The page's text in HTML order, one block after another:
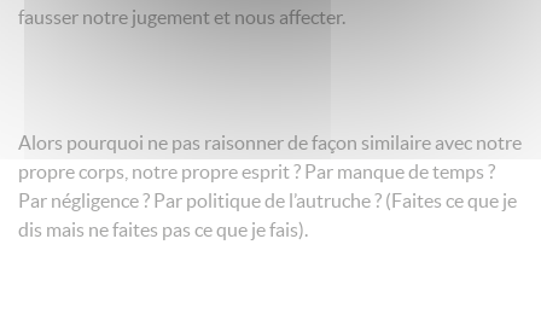
fausser notre jugement et nous affecter.
Alors pourquoi ne pas raisonner de façon similaire avec notre
propre corps, notre propre esprit ? Par manque de temps ?
Par négligence ? Par politique de l’autruche ? (Faites ce que je
dis mais ne faites pas ce que je fais).